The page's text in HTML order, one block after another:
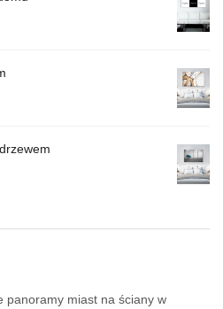
panoramy miast na ściany w